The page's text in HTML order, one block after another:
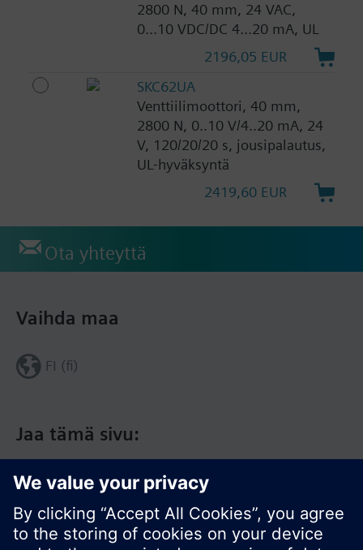
2800 N, 40 mm, 24 VAC,
0...10 VDC/DC 4...20 mA, UL
2196,05 EUR
SKC62UA
Venttiilimoottori, 40 mm,
2800 N, 0..10 V/4..20 mA, 24
V, 120/20/20 s, jousipalautus,
UL-hyväksyntä
2419,60 EUR
Ota yhteyttä
Jaa tämä sivu:
Vaihda maa
FI (fi)